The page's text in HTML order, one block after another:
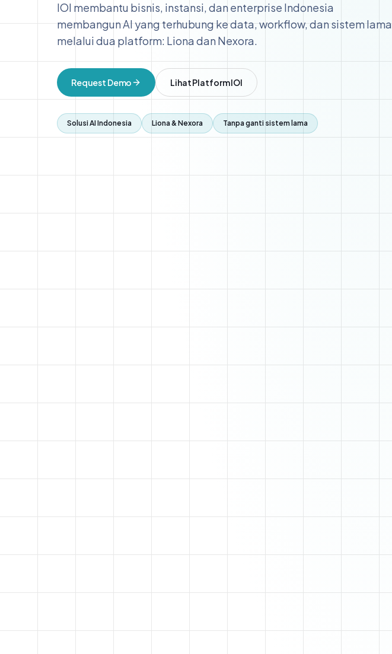
IOI membantu bisnis, instansi, dan enterprise Indonesia
membangun AI yang terhubung ke data, workflow, dan sistem lama
melalui dua platform: Liona dan Nexora.
Request Demo Lihat Platform IOI
Solusi AI Indonesia Liona & Nexora Tanpa ganti sistem lama